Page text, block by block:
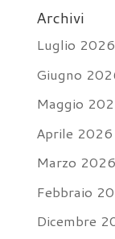
Archivi
Luglio 2026
Giugno
Maggio
Aprile 2026
Marzo 2026
Febbraio
Dicembre